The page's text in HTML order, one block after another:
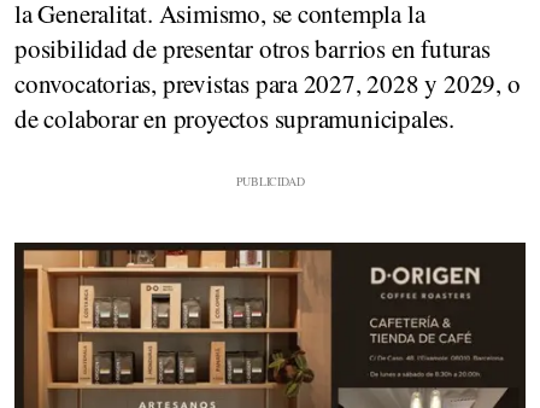
la Generalitat. Asimismo, se contempla la
posibilidad de presentar otros barrios en futuras
convocatorias, previstas para 2027, 2028 y 2029, o
de colaborar en proyectos supramunicipales.